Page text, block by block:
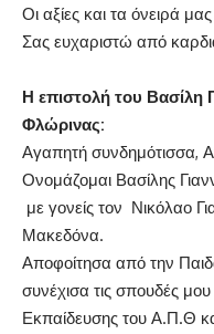
Οι αξίες και τα όνειρά
Σας ευχαριστώ από
Η επιστολή του Βασίλη
Φλώρινας:
Αγαπητή συνδημότισσα,
Ονομάζομαι Βασίλης
με γονείς τον Νικόλαο
Μακεδόνα.
Αποφοίτησα από την
συνέχισα τις σπουδές
Εκπαίδευσης του Α.Π.Θ